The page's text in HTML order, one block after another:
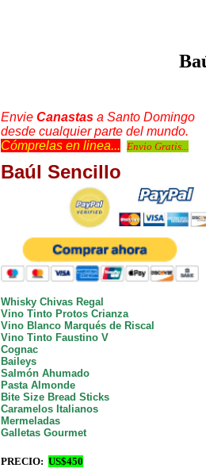
Envie Canastas a Santo Domingo
desde cualquier parte del mundo.
Cómprelas en linea...
Envio Gratis...
Baúl Sencillo
Whisky Chivas Regal
Vino Tinto Protos Crianza
Vino Blanco Marqués de Riscal
Vino Tinto Faustino V
Cognac
Baileys
Salmón Ahumado
Pasta Almonde
Bite Size Bread Sticks
Caramelos Italianos
Mermeladas
Galletas Gourmet
PRECIO: US$450